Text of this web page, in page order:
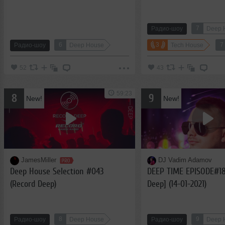
Радио-шоу 6 Deep House
52
Радио-шоу 7 Deep
3 Tech House 7
43
8 New!
JamesMiller
Deep House Selection #043
(Record Deep)
Радио-шоу 8 Deep House
59:23 9 New!
DJ Vadim Adamov
DEEP TIME
Deep] (14-01-2021)
Радио-шоу 9 Deep